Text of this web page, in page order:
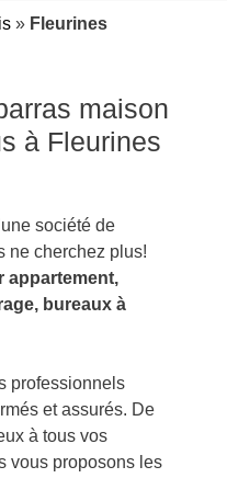
» Fleurines
maison
à Fleurines
société de
ne cherchez plus!
appartement,
bureaux à
professionnels
et assurés. De
à tous vos
vous proposons les